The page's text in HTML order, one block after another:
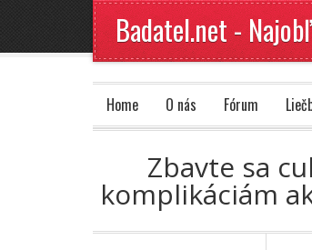
Badatel.net -
Home O nás Fórum
Zbavte sa
komplikáciám